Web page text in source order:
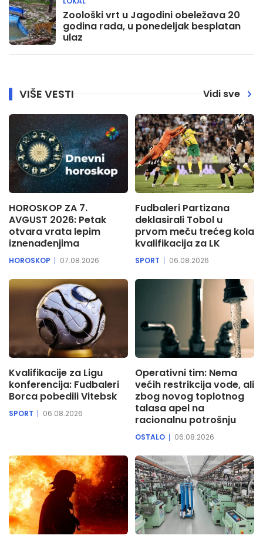
Zoološki vrt u Jagodini obeležava 20
godina rada, u ponedeljak besplatan
ulaz
VIŠE VESTI Vidi sve
HOROSKOP ZA 7.
AVGUST 2026: Petak
otvara vrata lepim
iznenađenjima
HOROSKOP 07.08.2026
Fudbaleri Partizana
deklasirali Tobol u
prvom meču trećeg kola
kvalifikacija za LK
SPORT 06.08.2026
Kvalifikacije za Ligu
konferencija: Fudbaleri
Borca pobedili Vitebsk
SPORT 06.08.2026
Operativni tim: Nema
većih restrikcija vode, ali
zbog novog toplotnog
talasa apel na
racionalnu potrošnju
OSTALO 06.08.2026